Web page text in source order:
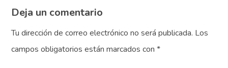
Deja un comentario
Tu dirección de correo electrónico no será publicada. Los
campos obligatorios están marcados con*